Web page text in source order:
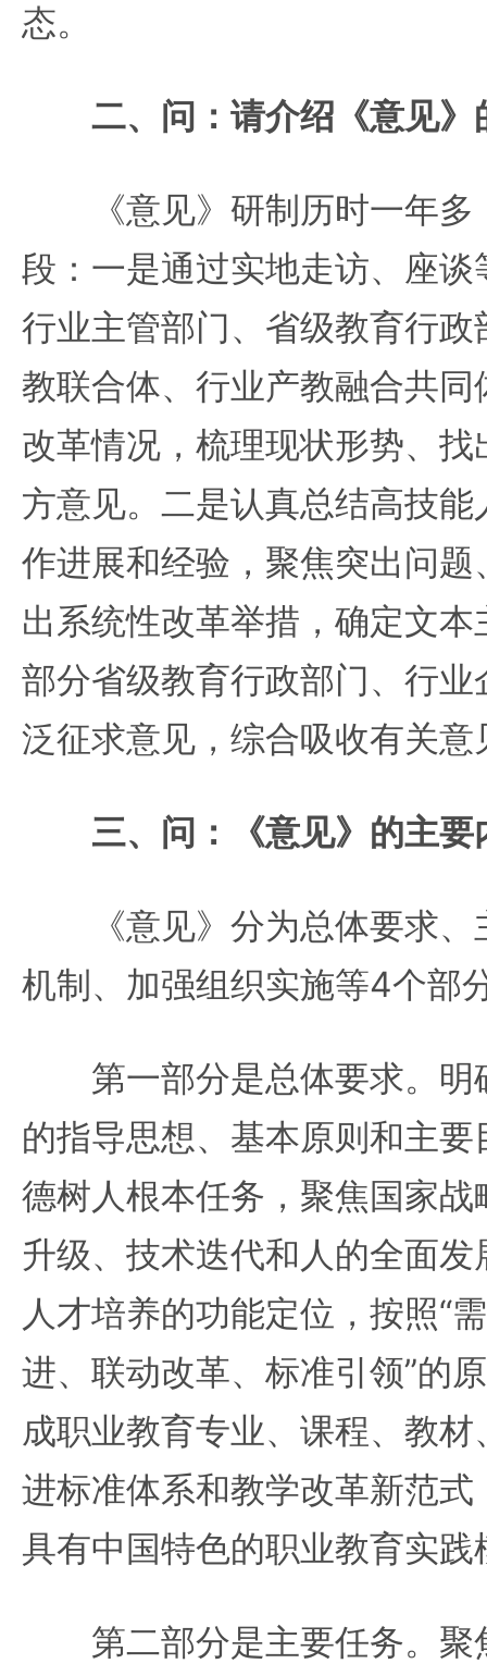
态。
二、问：请介绍《意见》
《意见》研制历时一年多
段：一是通过实地走访、座
行业主管部门、省级教育行
教联合体、行业产教融合共
改革情况，梳理现状形势、
方意见。二是认真总结高技
作进展和经验，聚焦突出问
出系统性改革举措，确定文
部分省级教育行政部门、行
泛征求意见，综合吸收有关意
三、问：《意见》的主要
《意见》分为总体要求、
机制、加强组织实施等4个部
第一部分是总体要求。明
的指导思想、基本原则和主
德树人根本任务，聚焦国家
升级、技术迭代和人的全面
人才培养的功能定位，按照“
进、联动改革、标准引领”的
成职业教育专业、课程、教
进标准体系和教学改革新范
具有中国特色的职业教育实践
第二部分是主要任务。聚